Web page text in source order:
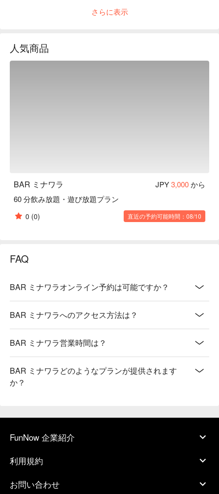
二次会場所を探してる。そんなあなたをお待ちしてます！
在。笑顔と元気いっぱいのスタッフでお待ちしてます！
【恋活・友活応援部】出会いがほしい。恋人、結婚相手を探
さらに表示
人気商品
BAR ミナワラ JPY3,000から
60 分飲み放題・遊び放題プラン
0 (0) 直近の予約可能時間：08/10
FAQ
BAR ミナワラオンライン予約は可能ですか？
BAR ミナワラへのアクセス方法は？
BAR ミナワラ営業時間は？
BAR ミナワラどのようなプランが提供されます
か？
FunNow 企業紹介
利用規約
お問い合わせ